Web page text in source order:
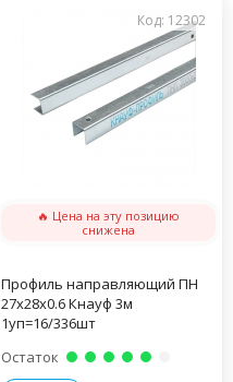
Код: 12302
🔥 Цена на эту позицию
снижена
Профиль направляющий ПН
27х28х0.6 Кнауф 3м
1уп=16/336шт
Остаток